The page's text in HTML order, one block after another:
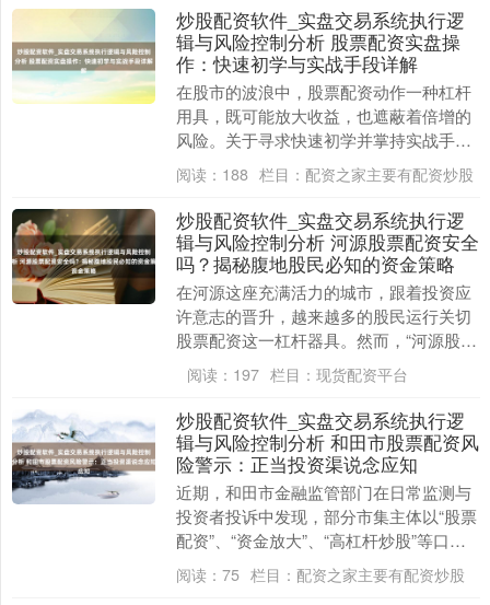
炒股配资软件_实盘交易系统执行逻
辑与风险控制分析 股票配资实盘操
作：快速初学与实战手段详解
在股市的波浪中，股票配资动作一种杠杆
用具，既可能放大收益，也遮蔽着倍增的
风险。关于寻求快速初学并掌持实战手段
的投资者而言，融会其核神思制与操作顺
序至关首要。 *....
阅读： 188 栏目： 配资之家主要有配资炒股
炒股配资软件_实盘交易系统执行逻
辑与风险控制分析 河源股票配资安全
吗？揭秘腹地股民必知的资金策略
在河源这座充满活力的城市，跟着投资应
许意志的晋升，越来越多的股民运行关切
股票配资这一杠杆器具。然而，“河源股票
配资安全吗？”这个问题的背后，避讳着大
批投资者对资....
阅读： 197 栏目： 现货配资平台
炒股配资软件_实盘交易系统执行逻
辑与风险控制分析 和田市股票配资风
险警示：正当投资渠说念应知
近期，和田市金融监管部门在日常监测与
投资者投诉中发现，部分市集主体以“股票
配资”、“资金放大”、“高杠杆炒股”等口
头，通过线上平台、线下推介等口头，勾
引投资者参....
阅读： 75 栏目： 配资之家主要有配资炒股